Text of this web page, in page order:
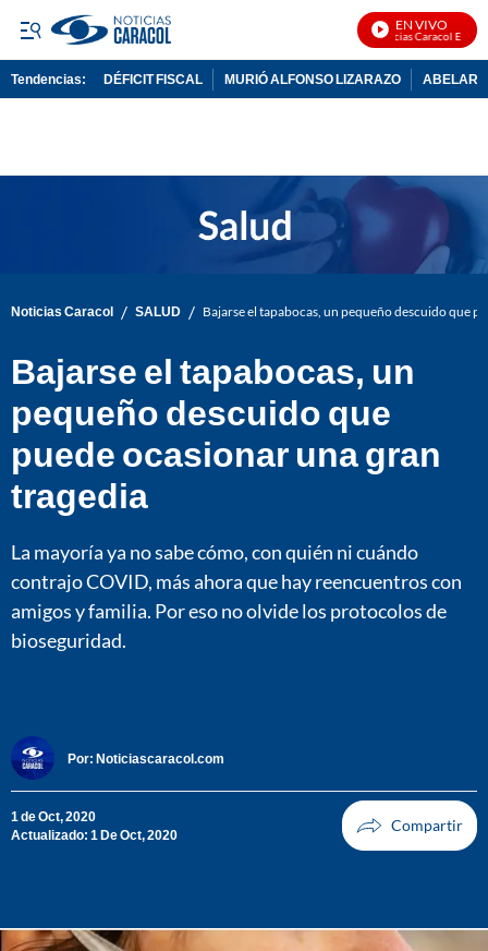
EN VIVO
Noticias Caracol En Vivo
Tendencias: DÉFICIT FISCAL MURIÓ ALFONSO LIZARAZO
Noticias Caracol / SALUD / Bajarse el tapabocas, un pequeño descuido que
Bajarse el tapabocas, un
pequeño descuido que
puede ocasionar una gran
tragedia
La mayoría ya no sabe cómo, con quién ni cuándo
contrajo COVID, más ahora que hay reencuentros con
amigos y familia. Por eso no olvide los protocolos de
bioseguridad.
Por: Noticiascaracol.com
1 de Oct, 2020
Actualizado: 1 De Oct, 2020